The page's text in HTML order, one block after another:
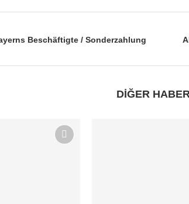
Beschäftigte / Sonderzahlung
DİĞER